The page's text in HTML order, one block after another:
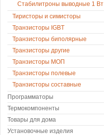
Стабилитроны выводные 1 Вт
Тиристоры и симисторы
Транзисторы IGBT
Транзисторы биполярные
Транзисторы другие
Транзисторы МОП
Транзисторы полевые
Транзисторы составные
Программаторы
Термокомпоненты
Товары для дома
Установочные изделия